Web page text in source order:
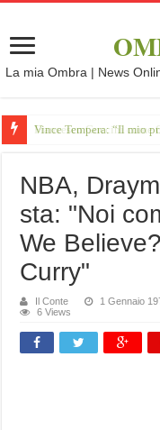
La mia Ombra | News
Vince Tempera: “Il mio
NBA,
sta: "Noi
We
Curry"
Il Conte 1 Gennaio
6 Views